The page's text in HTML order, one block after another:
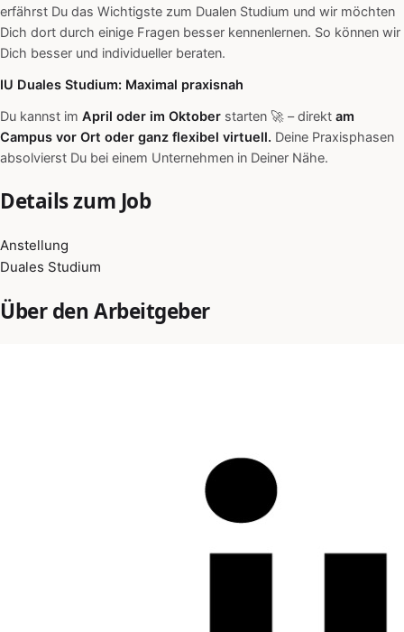
erfährst Du das Wichtigste zum Dualen Studium und wir möchten
Dich dort durch einige Fragen besser kennenlernen. So können wir
Dich besser und individueller beraten.
IU Duales Studium: Maximal praxisnah
Du kannst im April oder im Oktober starten 🚀 – direkt am
Campus vor Ort oder ganz flexibel virtuell. Deine Praxisphasen
absolvierst Du bei einem Unternehmen in Deiner Nähe.
Details zum Job
Anstellung
Duales Studium
Über den Arbeitgeber